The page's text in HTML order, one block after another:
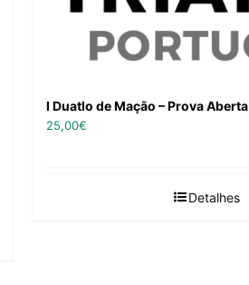
I Duatlo de Mação – Prova Aberta
25,00€
Detalhes